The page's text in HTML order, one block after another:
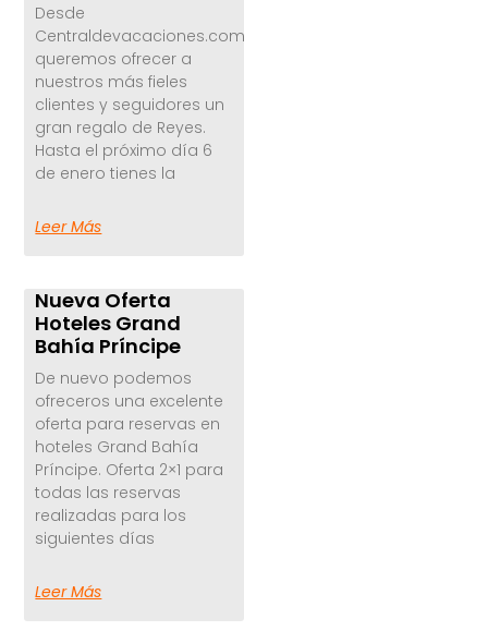
Desde
Centraldevacaciones.com
queremos ofrecer a
nuestros más fieles
clientes y seguidores un
gran regalo de Reyes.
Hasta el próximo día 6
de enero tienes la
Leer Más
Nueva Oferta
Hoteles Grand
Bahía Príncipe
De nuevo podemos
ofreceros una excelente
oferta para reservas en
hoteles Grand Bahía
Príncipe. Oferta 2×1 para
todas las reservas
realizadas para los
siguientes días
Leer Más